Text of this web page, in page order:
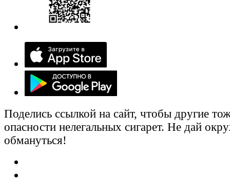
Поделись ссылкой на сайт, чтобы другие
опасности нелегальных сигарет. Не дай
обмануться!